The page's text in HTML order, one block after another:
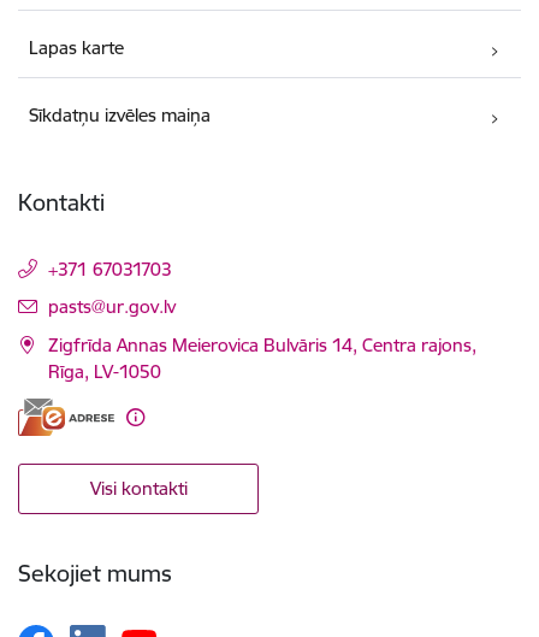
Lapas karte
Sīkdatņu izvēles maiņa
Kontakti
+371 67031703
E-pasts:
pasts@ur.gov.lv
Zigfrīda Annas Meierovica Bulvāris 14, Centra rajons,
Rīga, LV-1050
Visi kontakti
Sekojiet mums